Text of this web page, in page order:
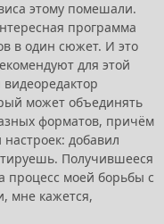
этому помешали.
программа
в один сюжет. И это
для этой
может объединять
форматов, причём
добавил
Получившееся
моей борьбы с
мне кажется,